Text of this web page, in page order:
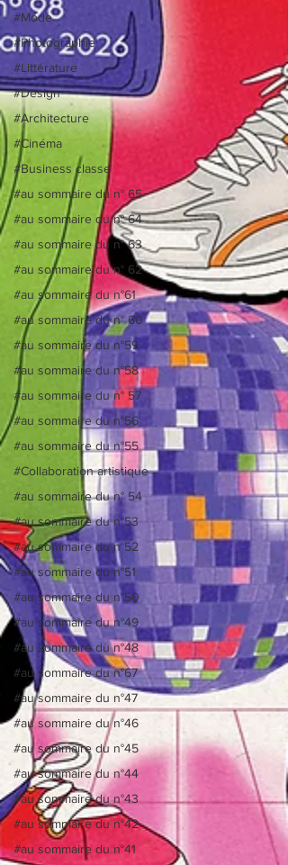
#Mode
#Photographie
#Littérature
#Design
#Architecture
#Cinéma
#Business classe
#au sommaire du n° 65
#au sommaire du n° 64
#au sommaire du n° 63
#au sommaire du n° 62
#au sommaire du n°61
#au sommaire du n° 60
#au sommaire du n°59
#au sommaire du n°58
#au sommaire du n° 57
#au sommaire du n°56
#au sommaire du n°55
#Collaboration artistique
#au sommaire du n° 54
#au sommaire du n°53
#au sommaire du n°52
#au sommaire du n°51
#au sommaire du n°50
#au sommaire du n°49
#au sommaire du n°48
#au sommaire du n°67
#au sommaire du n°47
#au sommaire du n°46
#au sommaire du n°45
#au sommaire du n°44
#au sommaire du n°43
#au sommaire du n°42
#au sommaire du n°41